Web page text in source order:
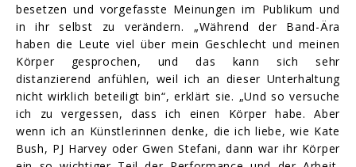
besetzen und vorgefasste Meinungen im Publikum und
in ihr selbst zu verändern. „Während der Band-Ära
haben die Leute viel über mein Geschlecht und meinen
Körper gesprochen, und das kann sich sehr
distanzierend anfühlen, weil ich an dieser Unterhaltung
nicht wirklich beteiligt bin“, erklärt sie. „Und so versuche
ich zu vergessen, dass ich einen Körper habe. Aber
wenn ich an Künstlerinnen denke, die ich liebe, wie Kate
Bush, PJ Harvey oder Gwen Stefani, dann war ihr Körper